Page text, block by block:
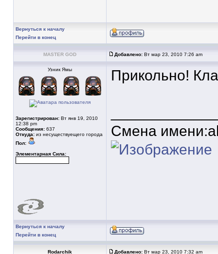
Вернуться к началу
Перейти в конец
MASTER GOD Добавлено: Вт мар 23, 2010 7:26 am
Узник Ямы
Зарегистрирован: Вт янв 19, 2010
12:38 pm
Сообщения: 637
Откуда: из несуществуещего города
Пол:
Элементарная Сила:
Прикольно!
Смена
Вернуться к началу
Перейти в конец
Rodarchik Добавлено: Вт мар 23, 2010 7:32 am